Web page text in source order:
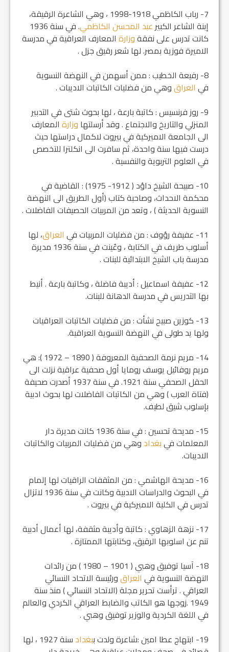
7- رباب الكاظمي 1918-1998 ، وهي الشاعرة الرقيقة،
إبنة الشاعر الكبيرعبد المحسن الكاظمي
. في سنة 1936
كانت تدرس على نفقةوزارة المعارف العراقية في مدرسة
الاميرة فوزية بمصر. لها شعر رقيق جزل .
8- رفيعة الخطيب : ممن أسهمن في النهضة النسوية
في العراقوهي من فضليات الكاتبات الاديبات .
9- روز فرنسيس : كاتبة بارعة ، لها بحوث شتى في التدبير
المنزلي والتاريخ والاجتماع . وقد أرسلتها وزارة المعارف
الى الجامعة الاميركية في بيروت لاكمال دراستها حيث
درست فيها سنة واحدة، ثم سافرت الى انكلترا للتخصص
في العلوم التربوية والنفسية .
10- صبيحة الشيخ داؤد ( 1912- 1975) : القاضية في
محكمة الاحداث، وصاحبة كتاب (أول الطريق الى النهضة
النسوية الحديثة ) ، وتعد من المربيات الحصيفات الفاضلات .
11- عفيفة رؤوف : من فضليات المربيات في
العراق، لها
أسلوب طريف في الكتابة ، وعُينت في سنة 1936 مديرة
مدرسة باب الشيخ الابتدائية للبنات .
12- عفيفة اسماعيل : أديبة فاضلة ، وكاتبة بارعة . أنيط
بها التدريس في مدرسة الدهانة للبنات.
13- كوزين صبيح نشأت : من فضليات الكاتبات العراقيات
ولها يد طولى في النهضة النسوية العراقية.
14- مريم نرمة الصحفية المعروفة ( 1890 – 1972 ): هي
مريم روفائيل يوسف رومايا أول صحفية عراقية نزلت الى
الحقل الصحفي سنة 1921. في سنة 1937 أصدرت صحيفة
(فتاة العرب ) وهي من الكاتبات الفاضلات لها بحوث ادبية
بإسلوب شيق لطيف.
15- مديحة تحسين : في سنة 1936 كانت مديرة دار
المعلمات فيبغداد وهي من فضليات المربيات والكاتبات
الاديبات.
16- مديحة الهاشمي : من المثقفات الراقيات لها إلمام
في البحوث والدراسات الادبية وكانت في سنة 1936 لاتزال
تدرس في الكلية الاميركية في بيروت .
17- نزهة الزهاوي : كاتبة وأديبة مثقفة، لها أعمال أدبية
تنم عن اسلوبها الرقيق، وكتابتها الممتازة .
18- آسيا توفيق وهبي ( 1901 – 1980 ) من رائدات
النهضة النسوية في العراقورئيسة الاتحاد النسائي
العراقي . ترأست تحرير مجلة (الاتحاد النسائي ) منذ سنة
1949 .زوجها هو الكاتب والضابط العراقي الكردي والعالم
في اللغة الكردية والوزير توفيق وهبي .
19- ابتهاج عطا امين :شاعرة ولدت ب‍
بغداد
سنة 1927 ، لها